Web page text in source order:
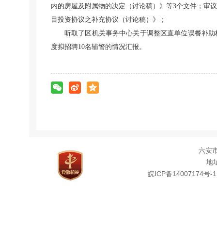
内的房屋及附属物的决定（讨论稿）》等3个文件；审
目投资协议之补充协议（讨论稿）》；
听取了区机关事务中心关于调整区直单位误餐补
度拟招聘10名辅警的情况汇报。
六安
地
皖ICP备14007174号-1